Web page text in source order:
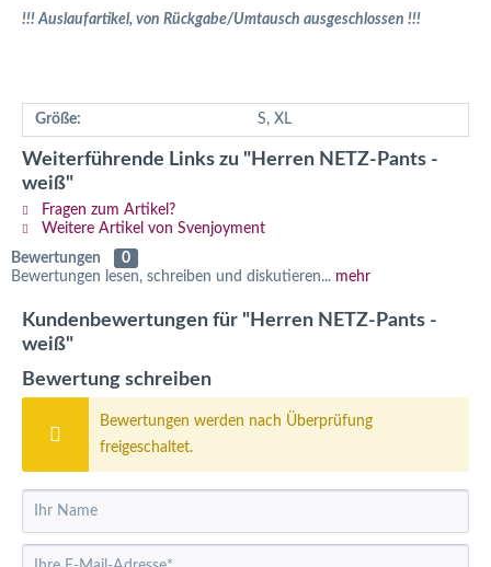
!!! Auslaufartikel, von Rückgabe/Umtausch ausgeschlossen !!!
Größe: S, XL
Weiterführende Links zu "Herren NETZ-Pants -
weiß"
Fragen zum Artikel?
Weitere Artikel von Svenjoyment
Bewertungen
0
Bewertungen lesen, schreiben und diskutieren... mehr
Kundenbewertungen für "Herren NETZ-Pants -
weiß"
Bewertung schreiben
Bewertungen werden nach Überprüfung
freigeschaltet.